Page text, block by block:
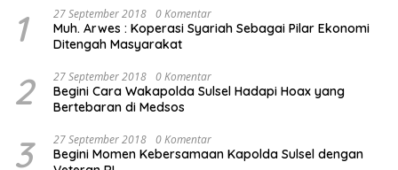
1 27 September 2018 0 Komentar
Muh. Arwes : Koperasi Syariah Sebagai Pilar Ekonomi
Ditengah Masyarakat
2 27 September 2018 0 Komentar
Begini Cara Wakapolda Sulsel Hadapi Hoax yang
Bertebaran di Medsos
3 27 September 2018 0 Komentar
Begini Momen Kebersamaan Kapolda Sulsel dengan